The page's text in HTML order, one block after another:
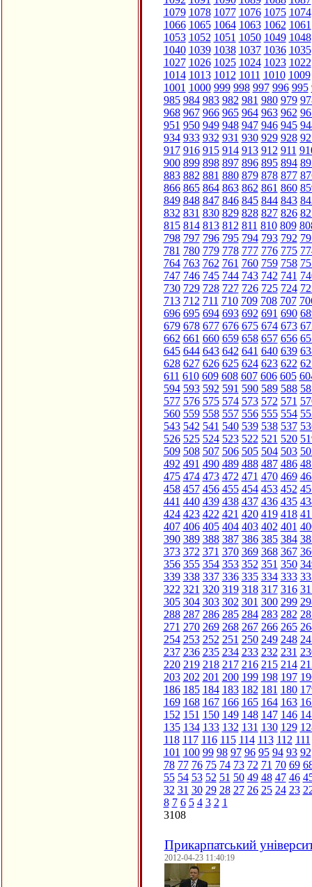
1079 1078 1077 1076 1075 1074
1066 1065 1064 1063 1062 1061
1053 1052 1051 1050 1049 1048
1040 1039 1038 1037 1036 1035
1027 1026 1025 1024 1023 1022
1014 1013 1012 1011 1010 1009
1001 1000 999 998 997 996 995
985 984 983 982 981 980 979
968 967 966 965 964 963 962
951 950 949 948 947 946 945
934 933 932 931 930 929 928
917 916 915 914 913 912 911
900 899 898 897 896 895 894
883 882 881 880 879 878 877
866 865 864 863 862 861 860
849 848 847 846 845 844 843
832 831 830 829 828 827 826
815 814 813 812 811 810 809
798 797 796 795 794 793 792
781 780 779 778 777 776 775
764 763 762 761 760 759 758
747 746 745 744 743 742 741
730 729 728 727 726 725 724
713 712 711 710 709 708 707
696 695 694 693 692 691 690
679 678 677 676 675 674 673
662 661 660 659 658 657 656
645 644 643 642 641 640 639
628 627 626 625 624 623 622
611 610 609 608 607 606 605
594 593 592 591 590 589 588
577 576 575 574 573 572 571
560 559 558 557 556 555 554
543 542 541 540 539 538 537
526 525 524 523 522 521 520
509 508 507 506 505 504 503
492 491 490 489 488 487 486
475 474 473 472 471 470 469
458 457 456 455 454 453 452
441 440 439 438 437 436 435
424 423 422 421 420 419 418
407 406 405 404 403 402 401
390 389 388 387 386 385 384
373 372 371 370 369 368 367
356 355 354 353 352 351 350
339 338 337 336 335 334 333
322 321 320 319 318 317 316
305 304 303 302 301 300 299
288 287 286 285 284 283 282
271 270 269 268 267 266 265
254 253 252 251 250 249 248
237 236 235 234 233 232 231
220 219 218 217 216 215 214
203 202 201 200 199 198 197
186 185 184 183 182 181 180
169 168 167 166 165 164 163
152 151 150 149 148 147 146
135 134 133 132 131 130 129
118 117 116 115 114 113 112 111
101 100 99 98 97 96 95 94 93 92
78 77 76 75 74 73 72 71 70 69
55 54 53 52 51 50 49 48 47 46
32 31 30 29 28 27 26 25 24 23
8 7 6 5 4 3 2 1
3108
Прикарпатський
2012-04-23 11:40:19